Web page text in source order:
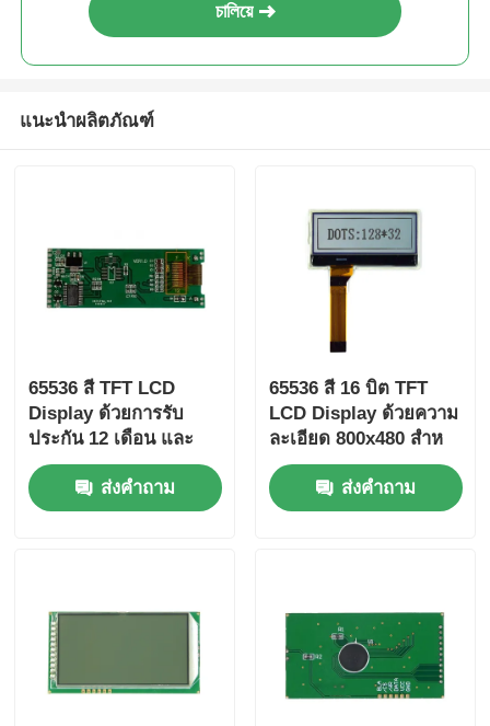
চালিয়ে
แนะนำผลิตภัณฑ์
65536 สี TFT LCD
Display ด้วยการรับ
ประกัน 12 เดือน และ
ขนาด LCD
105.5mm*67.2mm*3.0mm
สําหรับการใช้งาน
ส่งคำถาม
65536 สี 16 บิต TFT
LCD Display ด้วยความ
ละเอียด 800x480 สําห
รับแทชบอร์ดรถยนต์และ
อินเตอร์เฟซการควบคุม
ส่งคำถาม